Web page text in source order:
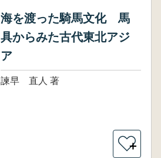
海を渡った騎馬文化 馬
具からみた古代東北アジ
ア
諫早 直人 著
＋